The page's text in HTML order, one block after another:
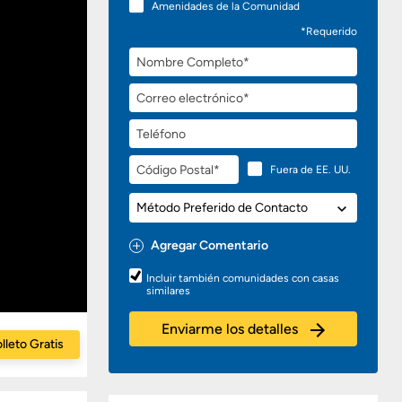
Amenidades de la Comunidad
*Requerido
Nombre
Completo
Correo
electrónico
Teléfono
Código
Postal
Fuera de EE. UU.
Método
Preferido
de
Contacto
Agregar Comentario
Preguntas
o
Comentarios
Incluir también comunidades con casas
similares
Enviarme los detalles
Gratis